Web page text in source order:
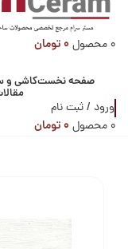
0 محصول ۰تومان
صفحه نخستکاشی و
ورود / ثبت نام
0 محصول ۰تومان